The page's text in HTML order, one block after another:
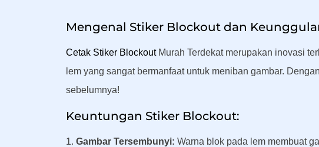
Mengenal Stiker Blockout dan
Cetak Stiker BlockoutMurah Terdekat merupakan inovasi
lem yang sangat bermanfaat untuk meniban gambar.
sebelumnya!
Keuntungan Stiker Blockout:
1. Gambar Tersembunyi: Warna blok pada lem membuat